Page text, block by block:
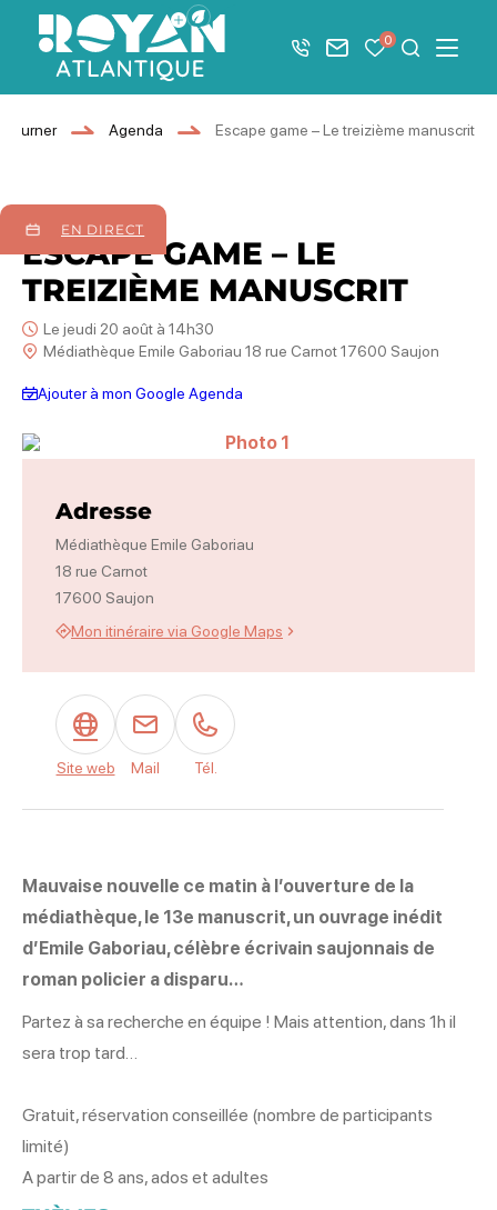
Afficher la barre de navigation du mode éco
Royan Atlantique
+33 5 46 08 21 00
Nous contacter
Mes favoris
0 JeMenu
Agenda Escape game – Le treizième manuscrit
EN DIRECT
20 août2026
ESCAPE GAME – LE
TREIZIÈME MANUSCRIT
Le jeudi 20 août à 14h30
Médiathèque Emile Gaboriau 18 rue Carnot 17600 Saujon
Ajouter à mon Google Agenda
Mauvaise nouvelle ce matin à l’ouverture de la
médiathèque, le 13e manuscrit, un ouvrage inédit
d’Emile Gaboriau, célèbre écrivain saujonnais de
roman policier a disparu…
Partez à sa recherche en équipe ! Mais attention, dans 1h il
sera trop tard…
Gratuit, réservation conseillée (nombre de participants
limité)
A partir de 8 ans, ados et adultes
Photo 1
Adresse
Médiathèque Emile Gaboriau
18 rue Carnot
17600 Saujon
Mon itinéraire via Google Maps
Site web Mail Tél.